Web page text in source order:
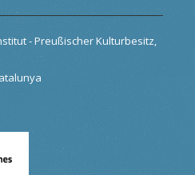
- Preußischer Kulturbesitz,